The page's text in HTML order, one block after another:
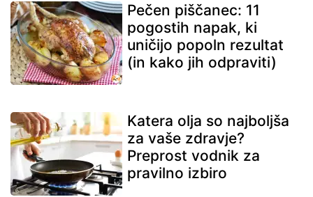
Pečen piščanec: 11
pogostih napak, ki
uničijo popoln rezultat
(in kako jih odpraviti)
Katera olja so najboljša
za vaše zdravje?
Preprost vodnik za
pravilno izbiro